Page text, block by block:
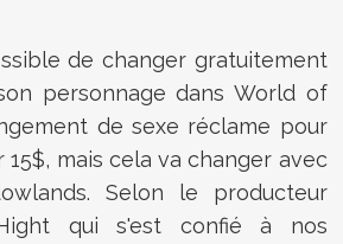
de changer gratuitement
personnage dans World of
de sexe réclame pour
mais cela va changer avec
Selon le producteur
qui s'est confié à nos